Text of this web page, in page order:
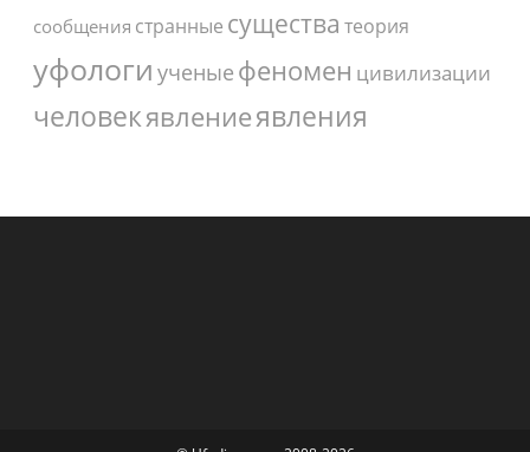
сообщения странные существа теория
уфологи ученые феномен цивилизации
человекявлениеявления